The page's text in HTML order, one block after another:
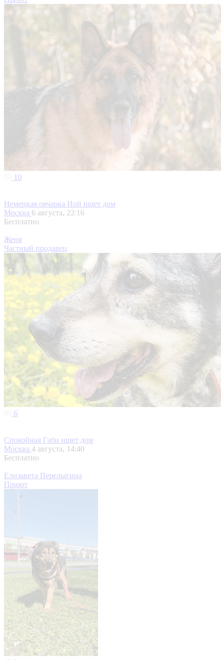
10
Немецкая овчарка Ной ищет дом
Москва 6 августа, 22:16
Бесплатно
Женя
Частный продавец
6
Спокойная Габи ищет дом
Москва 4 августа, 14:40
Бесплатно
Елизавета Перелыгина
Приют